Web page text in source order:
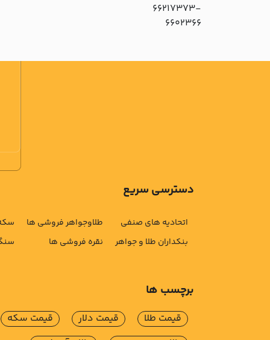
66217373-
6602366
دسترسی سریع
اتحادیه های صنفی
بنکداران طلا و جواهر
طلاوجواهر فروشی ها
نقره فروشی ها
برچسب ها
قیمت طلا قیمت دلار
قیمت سکه